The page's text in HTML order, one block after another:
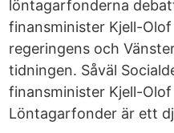
löntagarfonderna
finansminister Kjell-
regeringens och
tidningen. Såväl
finansminister Kjell-
Löntagarfonder är ett